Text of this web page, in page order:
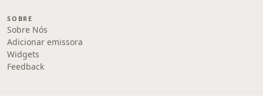
SOBRE
Sobre Nós
Adicionar emissora
Widgets
Feedback